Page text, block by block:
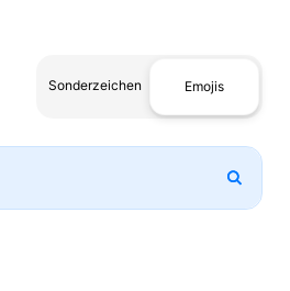
Sonderzeichen Emojis